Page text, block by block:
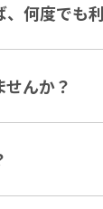
何度でも
んか？